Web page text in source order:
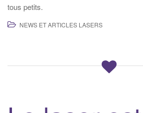
tous petits.
NEWS ET ARTICLES LASERS